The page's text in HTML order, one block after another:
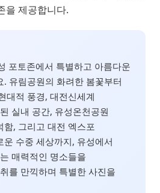
을 제공합니다.
포토존에서 특별하고 아름다운
. 유림공원의 화려한 봄꽃부터
대적 풍경, 대전신세계
실내 공간, 유성온천공원
, 그리고 대전 엑스포
운 수중 세상까지, 유성에서
매력적인 명소들을
를 만끽하며 특별한 사진을